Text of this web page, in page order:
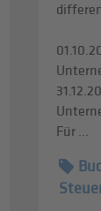
Für ...